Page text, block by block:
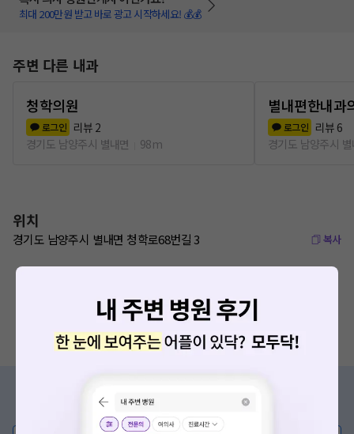
최대 200만원 받고 바로 광고 시작하세요! 💰💰
주변 다른 내과
청학의원
로그인 리뷰 2
경기도 남양주시 별내면
98m
별내편한내과
로그인 리뷰 6
경기도 남양주시
위치
경기도 남양주시 별내면 청학로68번길 3 복사
증상/치료, 궁금한 점이 있나요?
의사가 직접 답해드려요!